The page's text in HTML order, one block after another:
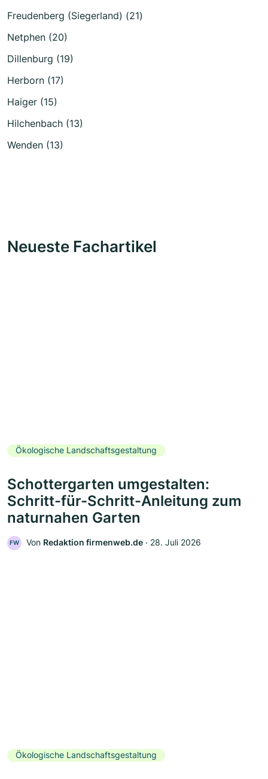
Freudenberg (Siegerland) (21)
Netphen (20)
Dillenburg (19)
Herborn (17)
Haiger (15)
Hilchenbach (13)
Wenden (13)
Neueste Fachartikel
Ökologische Landschaftsgestaltung
Schottergarten umgestalten:
Schritt-für-Schritt-Anleitung zum
naturnahen Garten
FW Von Redaktion firmenweb.de ‧ 28. Juli 2026
Ökologische Landschaftsgestaltung